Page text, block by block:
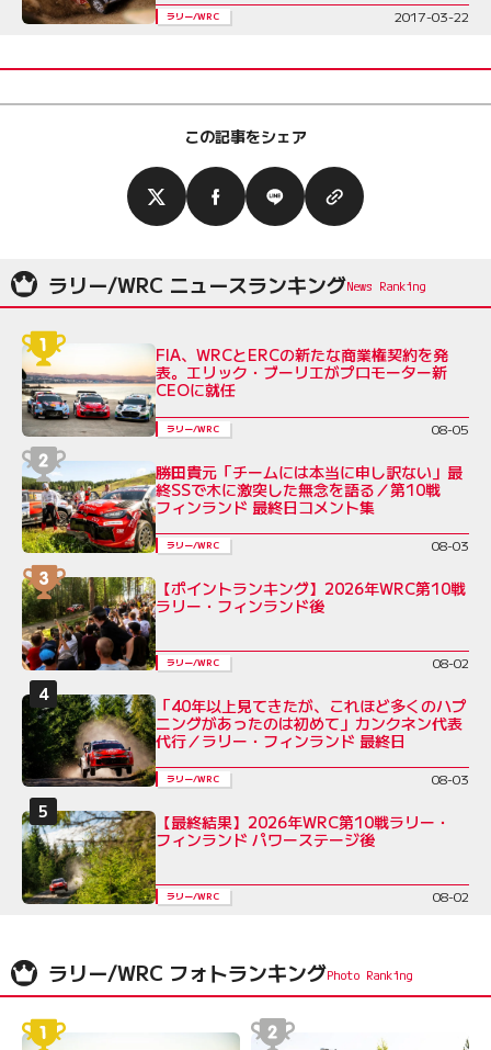
ラリー/WRC 2017-03-22
この記事をシェア
ラリー/WRC ニュースランキング
FIA、WRCとERCの新たな商業権契約を発
表。エリック・ブーリエがプロモーター新
CEOに就任
ラリー/WRC 08-05
勝田貴元「チームには本当に申し訳ない」最
終SSで木に激突した無念を語る／第10戦
フィンランド 最終日コメント集
ラリー/WRC 08-03
【ポイントランキング】2026年WRC第10戦
ラリー・フィンランド後
ラリー/WRC 08-02
「40年以上見てきたが、これほど多くのハプ
ニングがあったのは初めて」カンクネン代表
代行／ラリー・フィンランド 最終日
ラリー/WRC 08-03
【最終結果】2026年WRC第10戦ラリー・
フィンランド パワーステージ後
ラリー/WRC 08-02
ラリー/WRC フォトランキング